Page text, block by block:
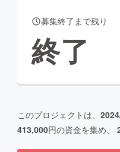
ティ
募集終了まで残り
終了
このプロジェクトは、
413,000円の資金を集め、